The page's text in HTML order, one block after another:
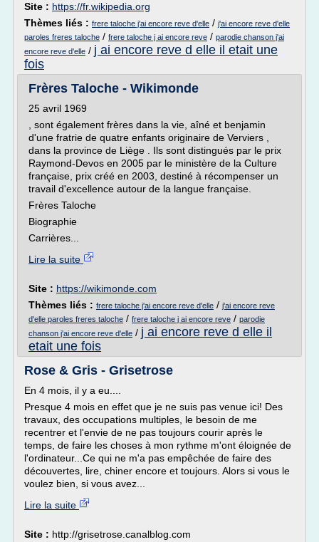
Site : https://fr.wikipedia.org
Thèmes liés : frere taloche j'ai encore reve d'elle / j'ai encore reve d'elle
paroles freres taloche / frere taloche j ai encore reve / parodie chanson j'ai
encore reve d'elle / j ai encore reve d elle il etait une
fois
Frères Taloche - Wikimonde
25 avril 1969
, sont également frères dans la vie, aîné et benjamin
d'une fratrie de quatre enfants originaire de Verviers ,
dans la province de Liège . Ils sont distingués par le prix
Raymond-Devos en 2005 par le ministère de la Culture
française, prix créé en 2003, destiné à récompenser un
travail d'excellence autour de la langue française.
Frères Taloche
Biographie
Carrières...
Lire la suite
Site : https://wikimonde.com
Thèmes liés : frere taloche j'ai encore reve d'elle / j'ai encore reve
d'elle paroles freres taloche / frere taloche j ai encore reve / parodie
chanson j'ai encore reve d'elle / j ai encore reve d elle il
etait une fois
Rose & Gris - Grisetrose
En 4 mois, il y a eu....
Presque 4 mois en effet que je ne suis pas venue ici! Des
travaux, des occupations multiples, le besoin de me
recentrer et l'envie de ne pas toujours courir après le
temps, de faire les choses à mon rythme m'ont éloignée de
l'ordinateur...Ce qui ne m'a pas empêchée de faire des
découvertes, lire, chiner encore et toujours. Alors si vous le
voulez bien, si vous avez...
Lire la suite
Site : http://grisetrose.canalblog.com